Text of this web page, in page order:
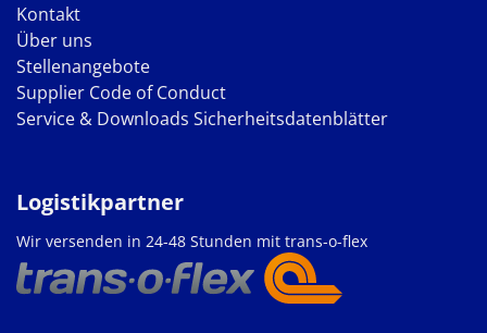
Kontakt
Über uns
Stellenangebote
Supplier Code of Conduct
Service & Downloads Sicherheitsdatenblätter
Logistikpartner
Wir versenden in 24-48 Stunden mit trans-o-flex